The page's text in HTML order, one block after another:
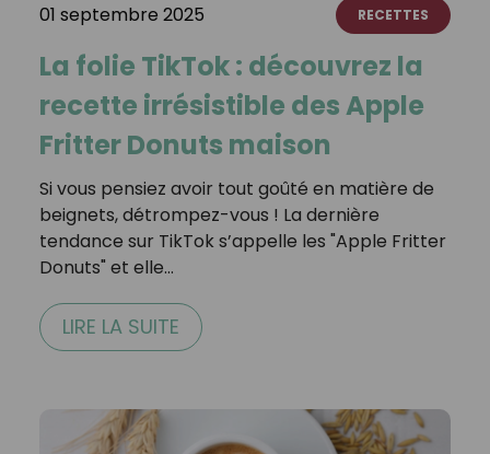
01 septembre 2025 RECETTES
La folie TikTok : découvrez la
recette irrésistible des Apple
Fritter Donuts maison
Si vous pensiez avoir tout goûté en matière de
beignets, détrompez-vous ! La dernière
tendance sur TikTok s’appelle les "Apple Fritter
Donuts" et elle…
LIRE LA SUITE